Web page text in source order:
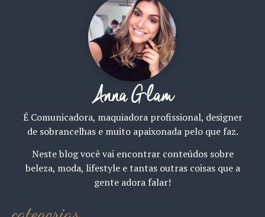
Anna Glam
É Comunicadora, maquiadora profissional, designer
de sobrancelhas e muito apaixonada pelo que faz.
Neste blog você vai encontrar conteúdos sobre
beleza, moda, lifestyle e tantas outras coisas que a
gente adora falar!